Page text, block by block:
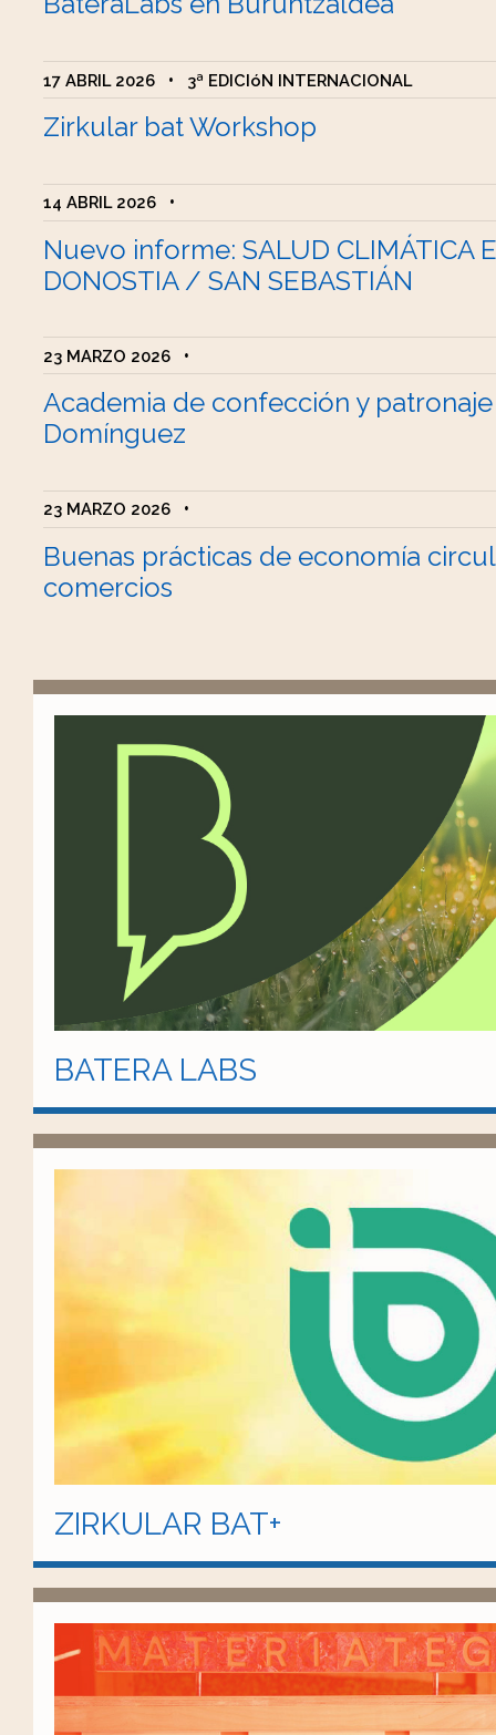
17 ABRIL 2026 • 3ª EDICIóN INTERNACIONAL
Zirkular bat Workshop
14 ABRIL 2026 •
Nuevo informe: SALUD CLIMÁTICA
DONOSTIA / SAN SEBASTIÁN
23 MARZO 2026 •
Academia de confección y
Domínguez
23 MARZO 2026 •
Buenas prácticas de economía
comercios
BATERA LABS
ZIRKULAR BAT+